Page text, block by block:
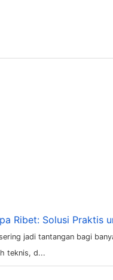
Ribet: Solusi Praktis
jadi tantangan bagi
teknis, d...